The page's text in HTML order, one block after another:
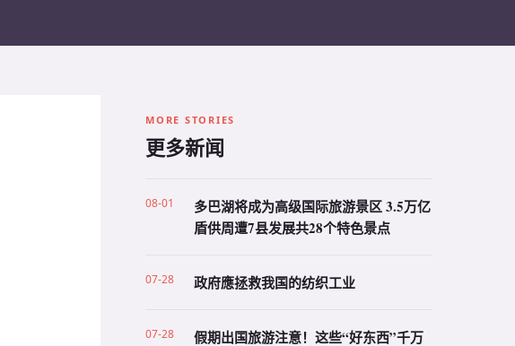
MORE STORIES
更多新闻
08-01
多巴湖将成为高级国际旅游景区 3.5万亿
盾供周遭7县发展共28个特色景点
07-28 政府應拯救我国的纺织工业
07-28
假期出国旅游注意！这些“好东西”千万